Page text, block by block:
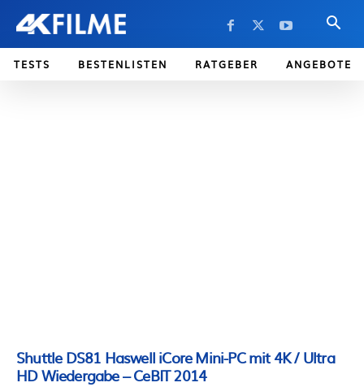
TESTS BESTENLISTEN RATGEBER ANGEBOTE
Shuttle DS81 Haswell iCore Mini-PC mit 4K / Ultra
HD Wiedergabe – CeBIT 2014